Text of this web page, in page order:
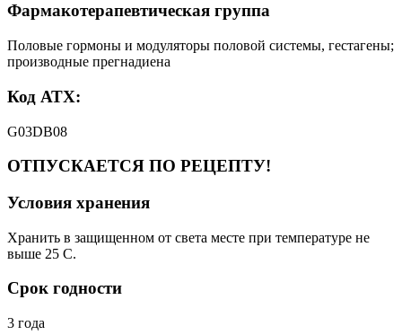
Фармакотерапевтическая группа
Половые гормоны и модуляторы половой системы, гестагены;
производные прегнадиена
Код АТХ:
G03DB08
ОТПУСКАЕТСЯ ПО РЕЦЕПТУ!
Условия хранения
Хранить в защищенном от света месте при температуре не
выше 25 С.
Срок годности
3 года